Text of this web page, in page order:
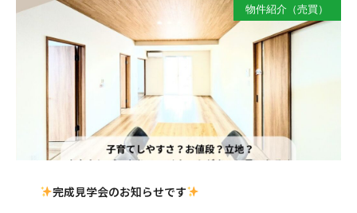
物件紹介（売買）
完成見学会のお知らせです